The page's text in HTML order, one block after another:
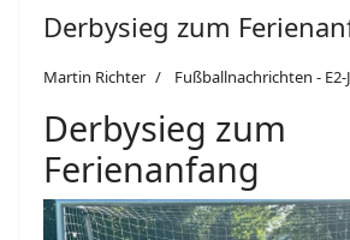
Derbysieg zum
Martin Richter Fußballnachrichten -
Derbysieg zum
Ferienanfang